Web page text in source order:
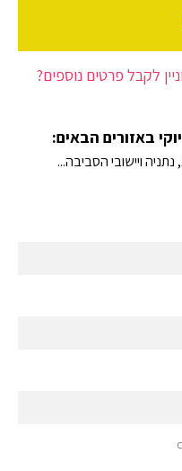
לקבל פרטים נוספים?
באזורים הבאים:
ויישובי הסביבה...